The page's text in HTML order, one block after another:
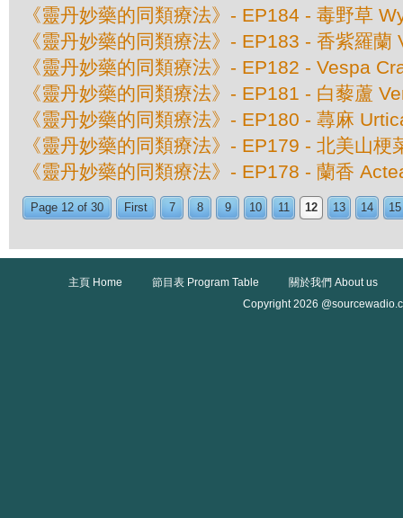
《靈丹妙藥的同類療法》- EP184 - 毒野草
《靈丹妙藥的同類療法》- EP183 - 香紫羅蘭
《靈丹妙藥的同類療法》- EP182 - Vespa
《靈丹妙藥的同類療法》- EP181 - 白藜蘆
《靈丹妙藥的同類療法》- EP180 - 蕁麻
《靈丹妙藥的同類療法》- EP179 - 北美山
《靈丹妙藥的同類療法》- EP178 - 蘭香
Page 12 of 30 First 7 8 9 10 11 12 13 14 15
主頁 Home 節目表 Program Table
關於我們 About us
Copyright 2026